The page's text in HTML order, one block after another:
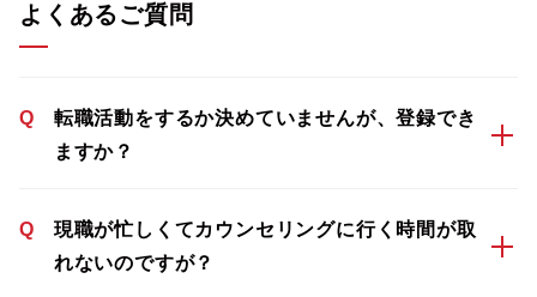
よくあるご質問
Q
転職活動をするか決めていませんが、登録でき
ますか？
Q
現職が忙しくてカウンセリングに行く時間が取
れないのですが？